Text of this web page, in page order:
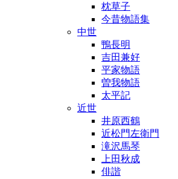
枕草子
今昔物語集
中世
鴨長明
吉田兼好
平家物語
曽我物語
太平記
近世
井原西鶴
近松門左衛門
滝沢馬琴
上田秋成
俳諧